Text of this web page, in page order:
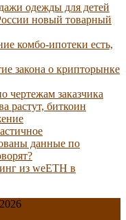
одежды для детей
новый товарный
комбо-ипотеки есть,
закона о крипторынке
заказчика
растут, биткоин
данные по
из weETH в